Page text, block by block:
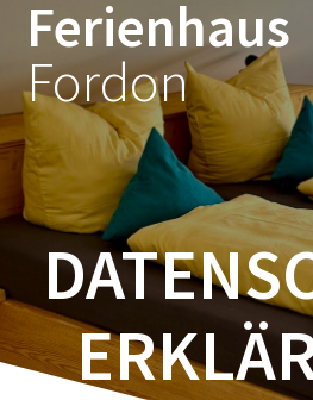
Zum
Inhalt
Ferienhaus
Fordon